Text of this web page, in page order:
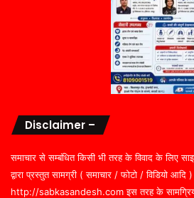
Disclaimer –
समाचार से सम्बंधित किसी भी तरह के विवाद के लिए
द्वारा प्रस्तुत सामग्री ( समाचार / फोटो / विडियो आदि )
http://sabkasandesh.com इस तरह के सामग्रियों